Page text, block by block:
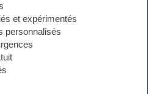
et expérimentés
personnalisés